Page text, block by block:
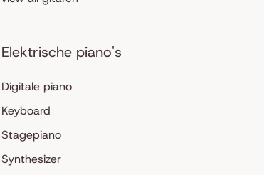
Elektrische piano's
Digitale piano
Keyboard
Stagepiano
Synthesizer